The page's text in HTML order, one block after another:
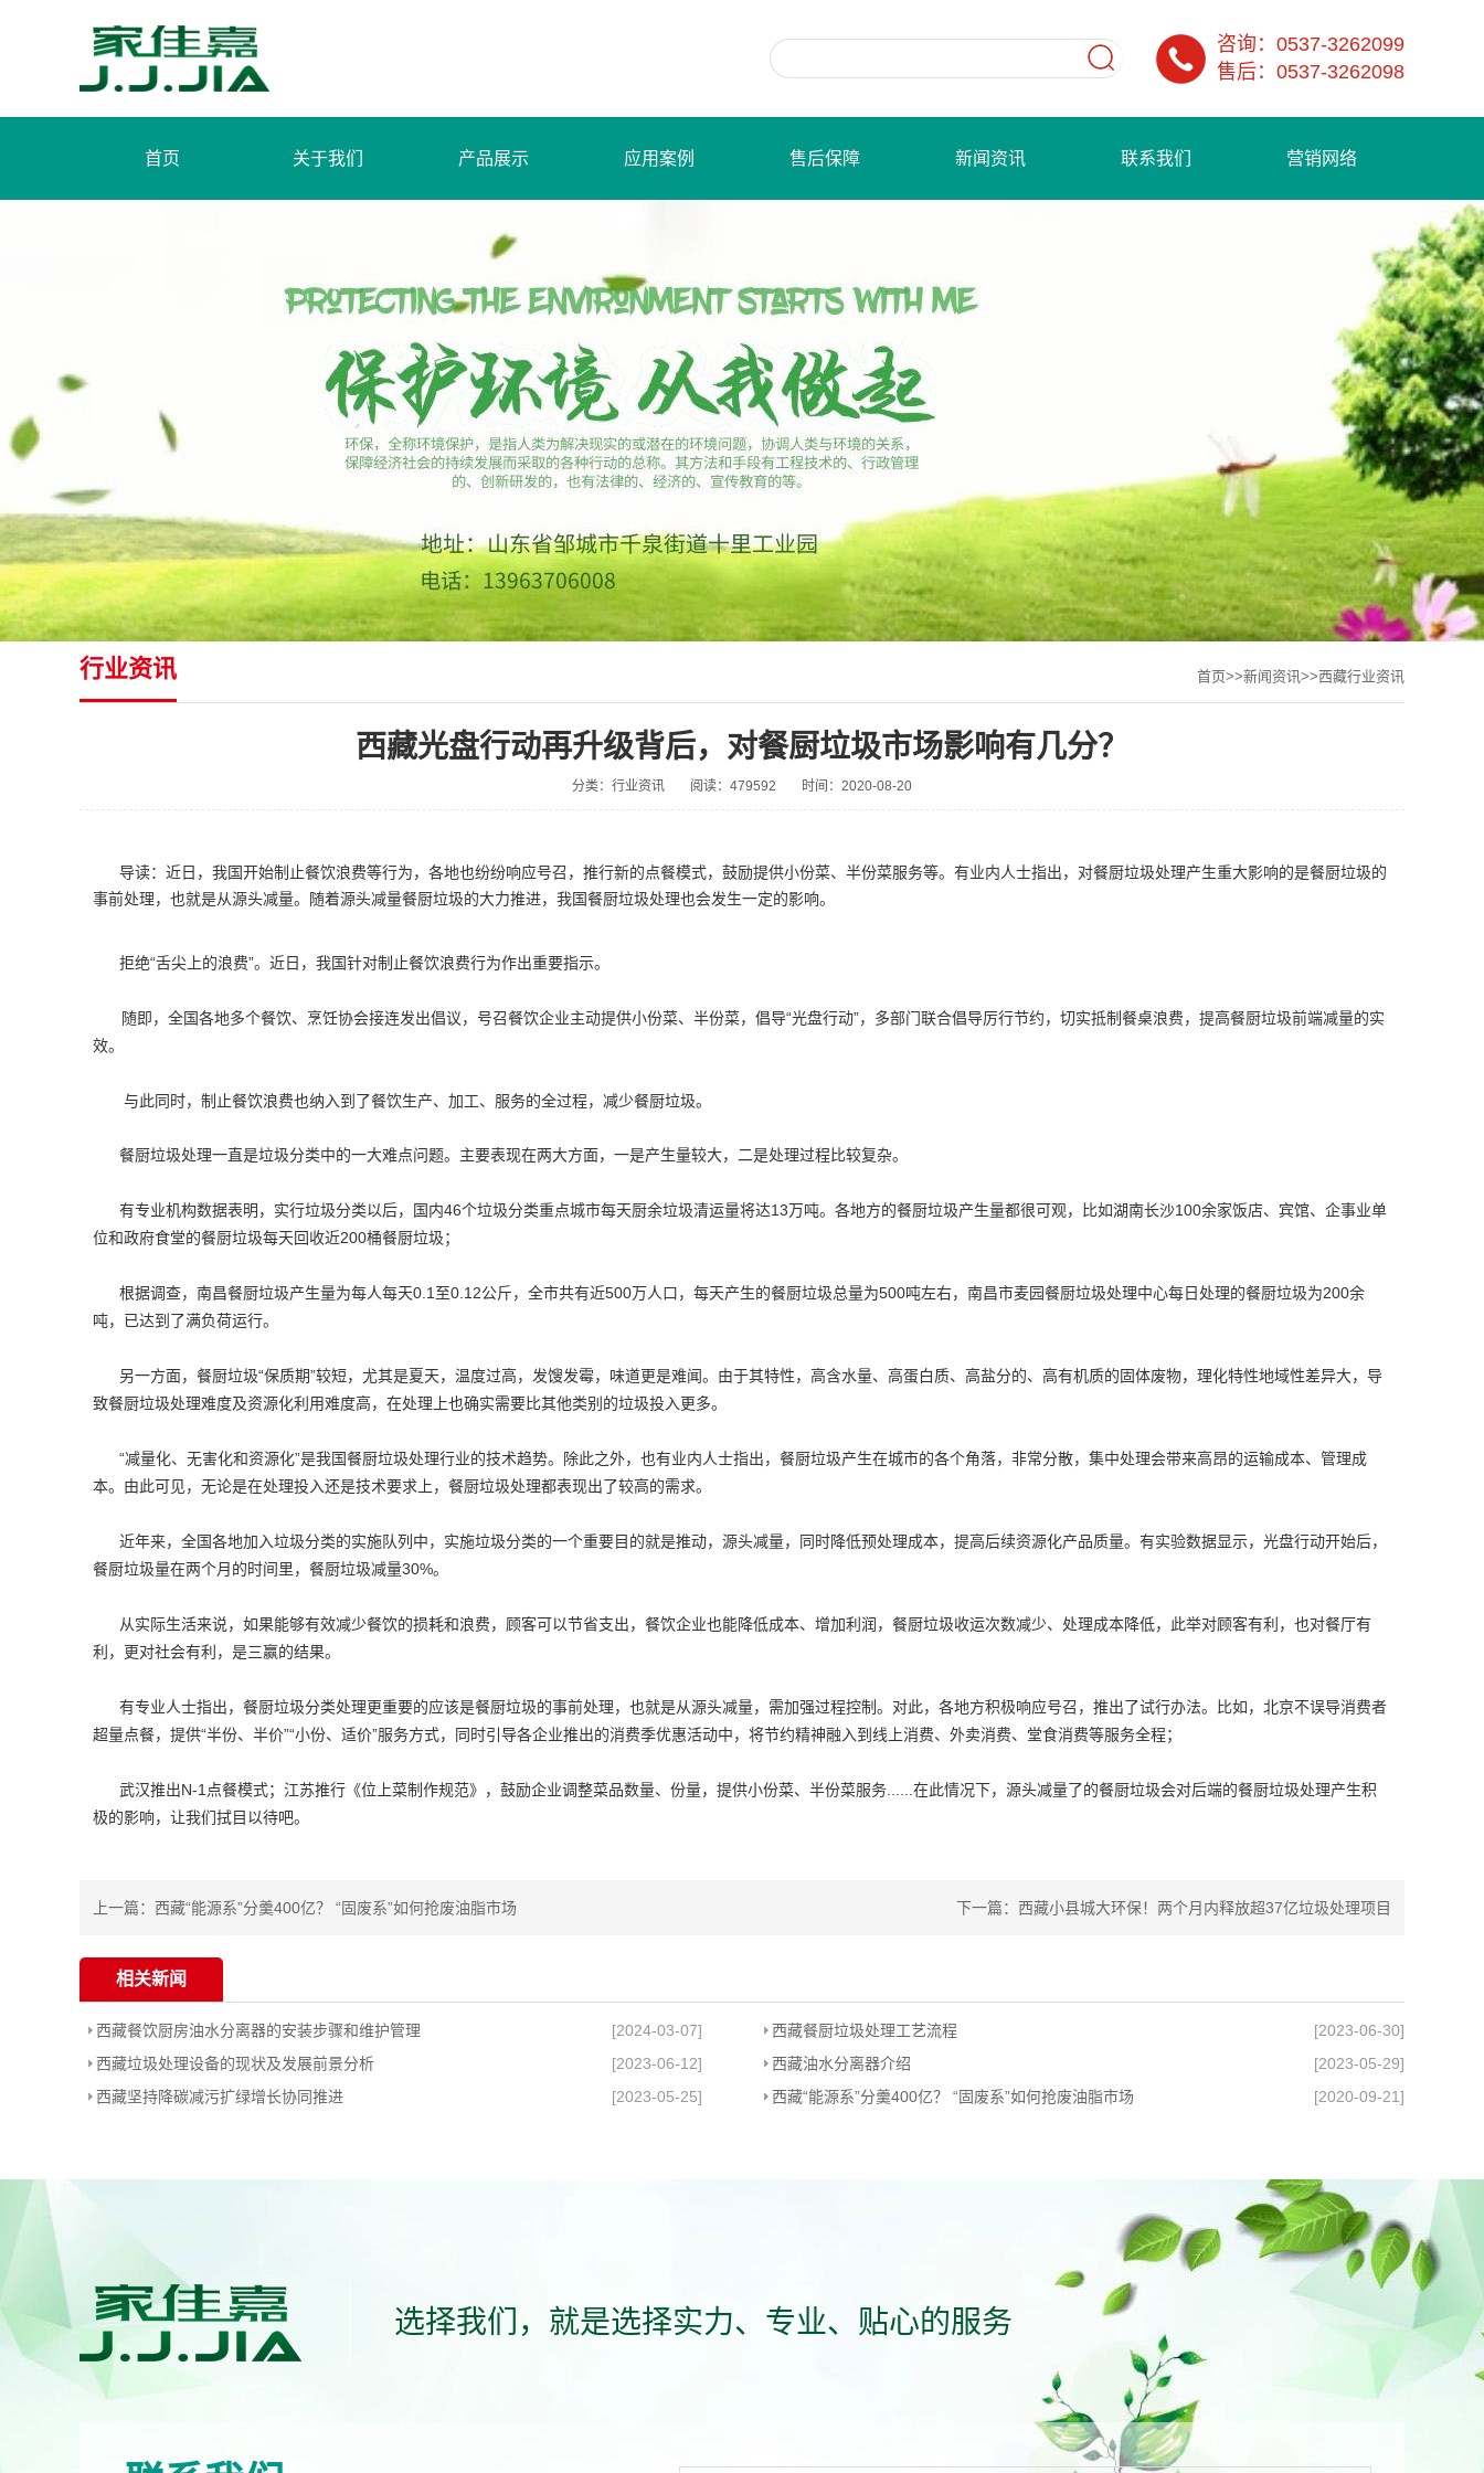
咨询：0537-3262099
售后：0537-3262098
首页 关于我们 产品展示 应用案例 售后保障 新闻资讯 联系我们 营销网络
行业资讯 首页>>新闻资讯>>西藏行业资讯
西藏光盘行动再升级背后，对餐厨垃圾市场影响有几分？
分类：行业资讯 阅读：479592 时间：2020-08-20
导读：近日，我国开始制止餐饮浪费等行为，各地也纷纷响应号召，推行新的点餐模式，鼓励提供小份菜、半份菜服务等。有业内人士指出，对餐厨垃圾处理产生重大影响的是餐厨垃圾的
事前处理，也就是从源头减量。随着源头减量餐厨垃圾的大力推进，我国餐厨垃圾处理也会发生一定的影响。
拒绝“舌尖上的浪费”。近日，我国针对制止餐饮浪费行为作出重要指示。
随即，全国各地多个餐饮、烹饪协会接连发出倡议，号召餐饮企业主动提供小份菜、半份菜，倡导“光盘行动”，多部门联合倡导厉行节约，切实抵制餐桌浪费，提高餐厨垃圾前端减量的实
效。
与此同时，制止餐饮浪费也纳入到了餐饮生产、加工、服务的全过程，减少餐厨垃圾。
餐厨垃圾处理一直是垃圾分类中的一大难点问题。主要表现在两大方面，一是产生量较大，二是处理过程比较复杂。
有专业机构数据表明，实行垃圾分类以后，国内46个垃圾分类重点城市每天厨余垃圾清运量将达13万吨。各地方的餐厨垃圾产生量都很可观，比如湖南长沙100余家饭店、宾馆、企事业单
位和政府食堂的餐厨垃圾每天回收近200桶餐厨垃圾；
根据调查，南昌餐厨垃圾产生量为每人每天0.1至0.12公斤，全市共有近500万人口，每天产生的餐厨垃圾总量为500吨左右，南昌市麦园餐厨垃圾处理中心每日处理的餐厨垃圾为200余
吨，已达到了满负荷运行。
另一方面，餐厨垃圾“保质期”较短，尤其是夏天，温度过高，发馊发霉，味道更是难闻。由于其特性，高含水量、高蛋白质、高盐分的、高有机质的固体废物，理化特性地域性差异大，导
致餐厨垃圾处理难度及资源化利用难度高，在处理上也确实需要比其他类别的垃圾投入更多。
“减量化、无害化和资源化”是我国餐厨垃圾处理行业的技术趋势。除此之外，也有业内人士指出，餐厨垃圾产生在城市的各个角落，非常分散，集中处理会带来高昂的运输成本、管理成
本。由此可见，无论是在处理投入还是技术要求上，餐厨垃圾处理都表现出了较高的需求。
近年来，全国各地加入垃圾分类的实施队列中，实施垃圾分类的一个重要目的就是推动，源头减量，同时降低预处理成本，提高后续资源化产品质量。有实验数据显示，光盘行动开始后，
餐厨垃圾量在两个月的时间里，餐厨垃圾减量30%。
从实际生活来说，如果能够有效减少餐饮的损耗和浪费，顾客可以节省支出，餐饮企业也能降低成本、增加利润，餐厨垃圾收运次数减少、处理成本降低，此举对顾客有利，也对餐厅有
利，更对社会有利，是三赢的结果。
有专业人士指出，餐厨垃圾分类处理更重要的应该是餐厨垃圾的事前处理，也就是从源头减量，需加强过程控制。对此，各地方积极响应号召，推出了试行办法。比如，北京不误导消费者
超量点餐，提供“半份、半价”“小份、适价”服务方式，同时引导各企业推出的消费季优惠活动中，将节约精神融入到线上消费、外卖消费、堂食消费等服务全程；
武汉推出N-1点餐模式；江苏推行《位上菜制作规范》，鼓励企业调整菜品数量、份量，提供小份菜、半份菜服务......在此情况下，源头减量了的餐厨垃圾会对后端的餐厨垃圾处理产生积
极的影响，让我们拭目以待吧。
上一篇： 西藏“能源系”分羹400亿？ “固废系”如何抢废油脂市场 下一篇： 西藏小县城大环保！两个月内释放超37亿垃圾处理项目
相关新闻
西藏餐饮厨房油水分离器的安装步骤和维护管理 [2024-03-07] 西藏餐厨垃圾处理工艺流程
[2023-06-30]
西藏垃圾处理设备的现状及发展前景分析
[2023-06-12] 西藏油水分离器介绍
[2023-05-29]
西藏坚持降碳减污扩绿增长协同推进
[2023-05-25] 西藏“能源系”分羹400亿？ “固废系”如何抢废油脂市场 [2020-09-21]
选择我们，就是选择实力、专业、贴心的服务